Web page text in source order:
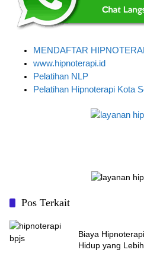
MENDAFTAR
www.hipnoterapi.id
Pelatihan NLP
Pelatihan Hipnoterapi Kota
Pos Terkait
Biaya
Hidup yang